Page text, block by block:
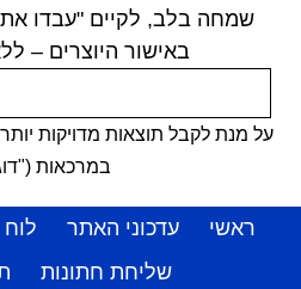
שמחה בלב, לקיים "עבדו
באישור היוצרים –
על מנת לקבל תוצאות מדויקות
במרכאות
ראשי עדכוני האתר
שליחת חתונות